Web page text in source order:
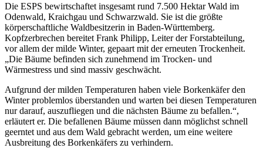
Die ESPS bewirtschaftet insgesamt rund 7.500 Hektar Wald im
Odenwald, Kraichgau und Schwarzwald. Sie ist die größte
körperschaftliche Waldbesitzerin in Baden-Württemberg.
Kopfzerbrechen bereitet Frank Philipp, Leiter der Forstabteilung,
vor allem der milde Winter, gepaart mit der erneuten Trockenheit.
„Die Bäume befinden sich zunehmend im Trocken- und
Wärmestress und sind massiv geschwächt.
Aufgrund der milden Temperaturen haben viele Borkenkäfer den
Winter problemlos überstanden und warten bei diesen Temperaturen
nur darauf, auszufliegen und die nächsten Bäume zu befallen.“,
erläutert er. Die befallenen Bäume müssen dann möglichst schnell
geerntet und aus dem Wald gebracht werden, um eine weitere
Ausbreitung des Borkenkäfers zu verhindern.